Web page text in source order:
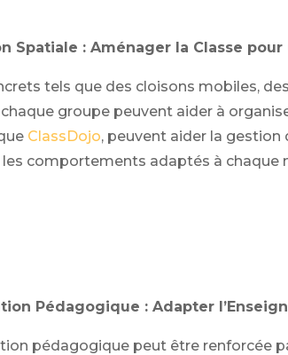
Spatiale : Aménager la Classe
tels que des cloisons mobiles,
groupe peuvent aider à
ClassDojo, peuvent aider la
comportements adaptés à chaque
Pédagogique : Adapter
pédagogique peut être renforcée